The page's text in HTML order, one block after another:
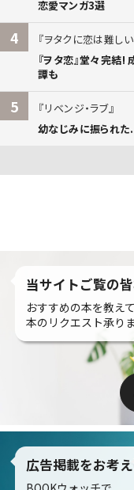
恋愛マンガ3選
4
ヲタクに恋は難し
『ヲタ恋』堂々完結
譚も
5
リベンジ・ラブ
幼なじみに振られた
当サイトご覧の皆
おすすめの本を教え
本のリクエスト承り
広告掲載をお考